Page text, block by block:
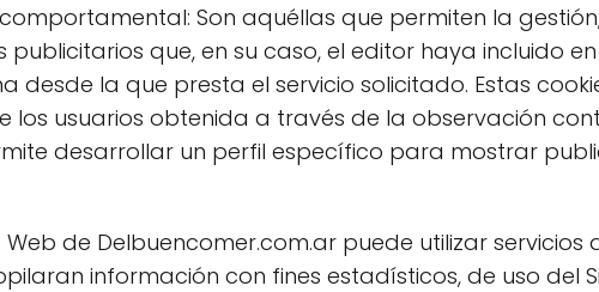
Son aquéllas que permiten la
publicitarios que, en su caso, el editor haya incluido
desde la que presta el servicio solicitado. Estas
los usuarios obtenida a través de la observación
desarrollar un perfil específico para mostrar
Web de Delbuencomer.com.ar puede utilizar servicios
información con fines estadísticos, de uso del